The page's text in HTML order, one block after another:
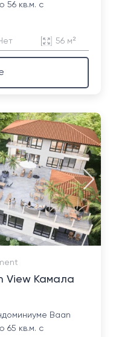
56 кв.м. с
56 м²
View Камала
Baan
65 кв.м. с